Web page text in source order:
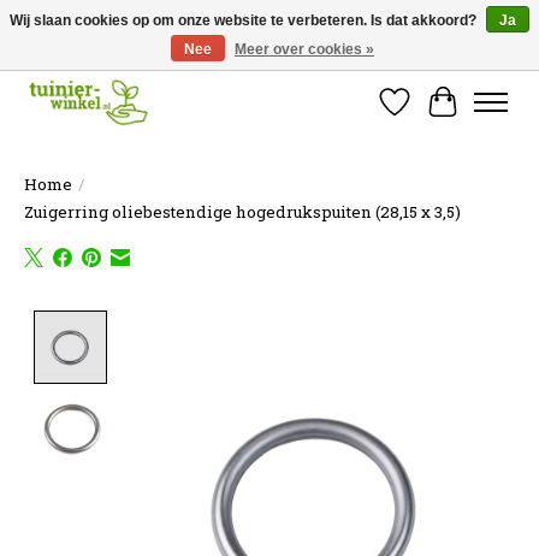
Online tuinartikelen kopen ✓ Online sinds 2007 ✓ Thuiswinkel Waarborg
Verlanglijst
Home /
Zuigerring oliebestendige hogedrukspuiten (28,15 x 3,5)
Wij slaan cookies op om onze website te verbeteren. Is dat akkoord?
Ja
Nee
Meer over cookies »